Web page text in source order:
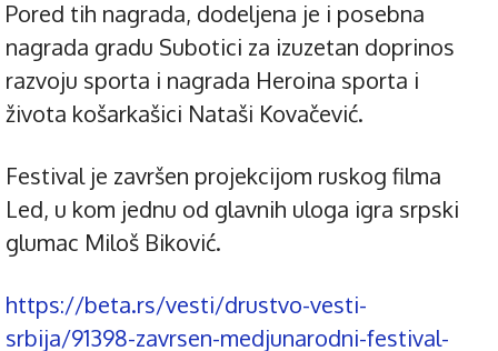
Pored tih nagrada, dodeljena je i posebna
nagrada gradu Subotici za izuzetan doprinos
razvoju sporta i nagrada Heroina sporta i
života košarkašici Nataši Kovačević.
Festival je završen projekcijom ruskog filma
Led, u kom jednu od glavnih uloga igra srpski
glumac Miloš Biković.
https://beta.rs/vesti/drustvo-vesti-
srbija/91398-zavrsen-medjunarodni-festival-